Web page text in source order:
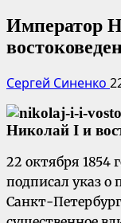
Император
Сергей Синенко
22 октября 1854
подписал указ о
Санкт-